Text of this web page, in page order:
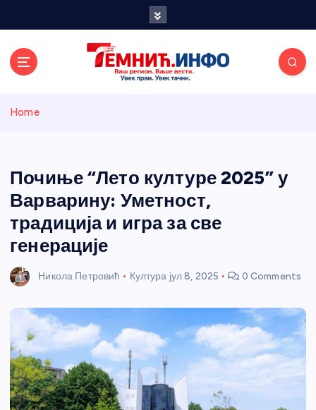
и портал
Home
Почиње “Лето културе 2025” у
Варварину: Уметност,
традиција и игра за све
генерације
Никола Петровић Култура јул 8, 2025 0 Comments